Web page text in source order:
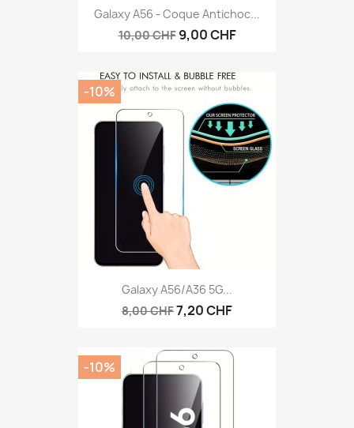
Galaxy A56 - Coque Antichoc...
10,00 CHF 9,00 CHF
Galaxy A56/A36 5G...
8,00 CHF7,20 CHF
-10%
-10%